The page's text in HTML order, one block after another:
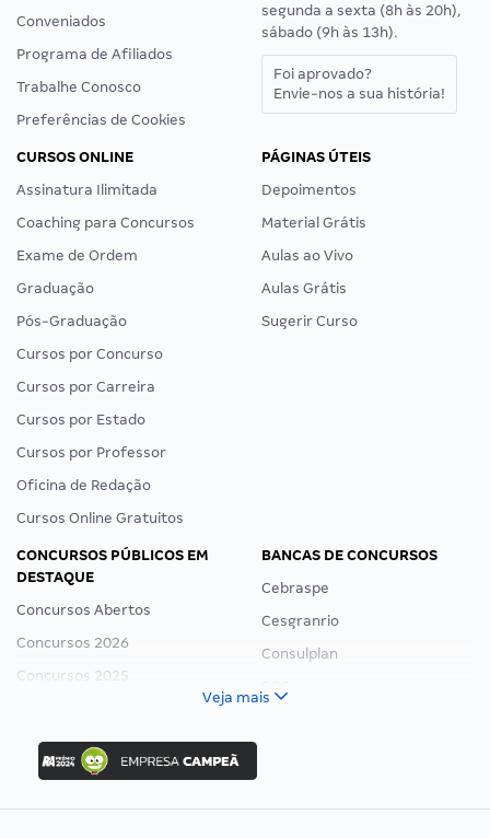
Conveniados
Programa de Afiliados
Trabalhe Conosco
Preferências de Cookies
segunda a sexta (8h às 20h),
sábado (9h às 13h).
Foi aprovado?
Envie-nos a sua história!
CURSOS ONLINE
Assinatura Ilimitada
Coaching para Concursos
Exame de Ordem
Graduação
Pós-Graduação
Cursos por Concurso
Cursos por Carreira
Cursos por Estado
Cursos por Professor
Oficina de Redação
Cursos Online Gratuitos
PÁGINAS ÚTEIS
Depoimentos
Material Grátis
Aulas ao Vivo
Aulas Grátis
Sugerir Curso
CONCURSOS PÚBLICOS EM
DESTAQUE
Concursos Abertos
Concursos 2026
Concursos 2025
Concurso Nacional Unificado
Concurso Ibama
Concurso MPU
Editais publicados
BANCAS DE CONCURSOS
Cebraspe
Cesgranrio
Consulplan
Veja mais